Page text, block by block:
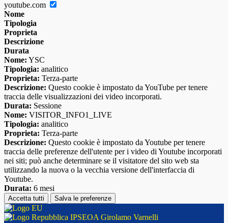
youtube.com
Nome
Tipologia
Proprieta
Descrizione
Durata
Nome: YSC
Tipologia: analitico
Proprieta: Terza-parte
Descrizione: Questo cookie è impostato da YouTube per tenere
traccia delle visualizzazioni dei video incorporati.
Durata: Sessione
Nome: VISITOR_INFO1_LIVE
Tipologia: analitico
Proprieta: Terza-parte
Descrizione: Questo cookie è impostato da Youtube per tenere
traccia delle preferenze dell'utente per i video di Youtube incorporati
nei siti; può anche determinare se il visitatore del sito web sta
utilizzando la nuova o la vecchia versione dell'interfaccia di
Youtube.
Durata: 6 mesi
Accetta tutti Salva le preferenze
IPSEOA Girolamo Varnelli